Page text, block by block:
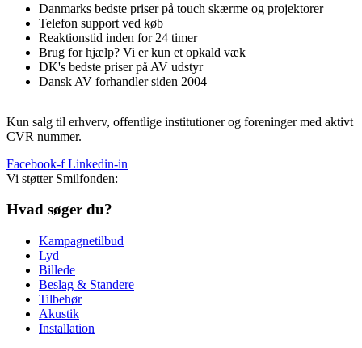
Danmarks bedste priser på touch skærme og projektorer
Telefon support ved køb
Reaktionstid inden for 24 timer
Brug for hjælp? Vi er kun et opkald væk
DK's bedste priser på AV udstyr
Dansk AV forhandler siden 2004
Kun salg til erhverv, offentlige institutioner og foreninger med aktivt
CVR nummer.
Facebook-f Linkedin-in
Vi støtter Smilfonden:
Hvad søger du?
Kampagnetilbud
Lyd
Billede
Beslag & Standere
Tilbehør
Akustik
Installation